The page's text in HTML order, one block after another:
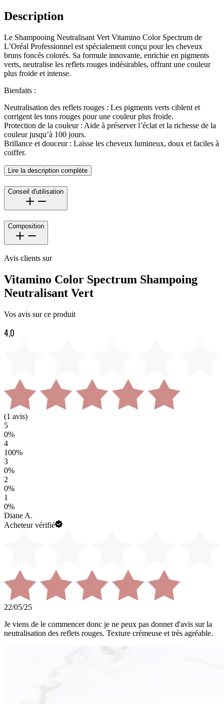
Description
Le Shampooing Neutralisant Vert Vitamino Color Spectrum de
L’Oréal Professionnel est spécialement conçu pour les cheveux
bruns foncés colorés. Sa formule innovante, enrichie en pigments
verts, neutralise les reflets rouges indésirables, offrant une couleur
plus froide et intense.
Bienfaits :
Neutralisation des reflets rouges : Les pigments verts ciblent et
corrigent les tons rouges pour une couleur plus froide.
Protection de la couleur : Aide à préserver l’éclat et la richesse de la
couleur jusqu’à 100 jours.
Brillance et douceur : Laisse les cheveux lumineux, doux et faciles à
coiffer.
Lire la description complète
Conseil d'utilisation
Composition
Avis clients sur
Vitamino Color Spectrum Shampoing
Neutralisant Vert
Vos avis sur ce produit
4,0
(1 avis)
5
0%
4
100%
3
0%
2
0%
1
0%
Diane A.
Acheteur vérifié
22/05/25
Je viens de le commencer donc je ne peux pas donner d'avis sur la
neutralisation des reflets rouges. Texture crémeuse et très agréable.